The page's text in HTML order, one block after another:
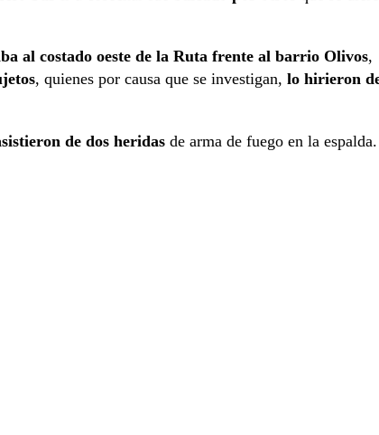
al costado oeste de la Ruta frente al barrio Olivos,
, quienes por causa que se investigan, lo hirieron
de dos heridas de arma de fuego en la espalda.